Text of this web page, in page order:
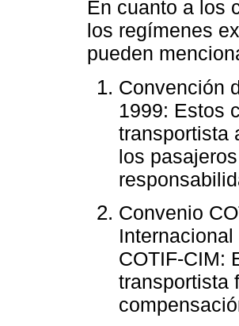
En cuanto a los
los regímenes
pueden
Convención
1999: Estos
transportista
los
Convenio
COTIF-CIM:
transportista